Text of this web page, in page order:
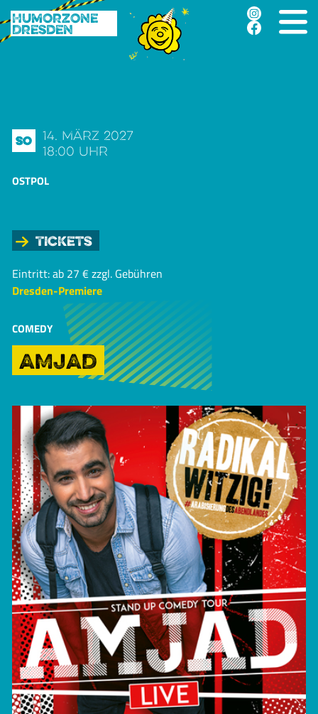
Humorzone
Dresden
So
14. März 2027
18:00 Uhr
OSTPOL
Tickets
Eintritt: ab 27 € zzgl. Gebühren
Dresden-Premiere
COMEDY
AMJAD